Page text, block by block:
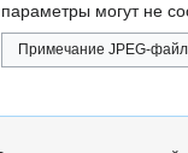
параметры могут не
Примечание JPEG-